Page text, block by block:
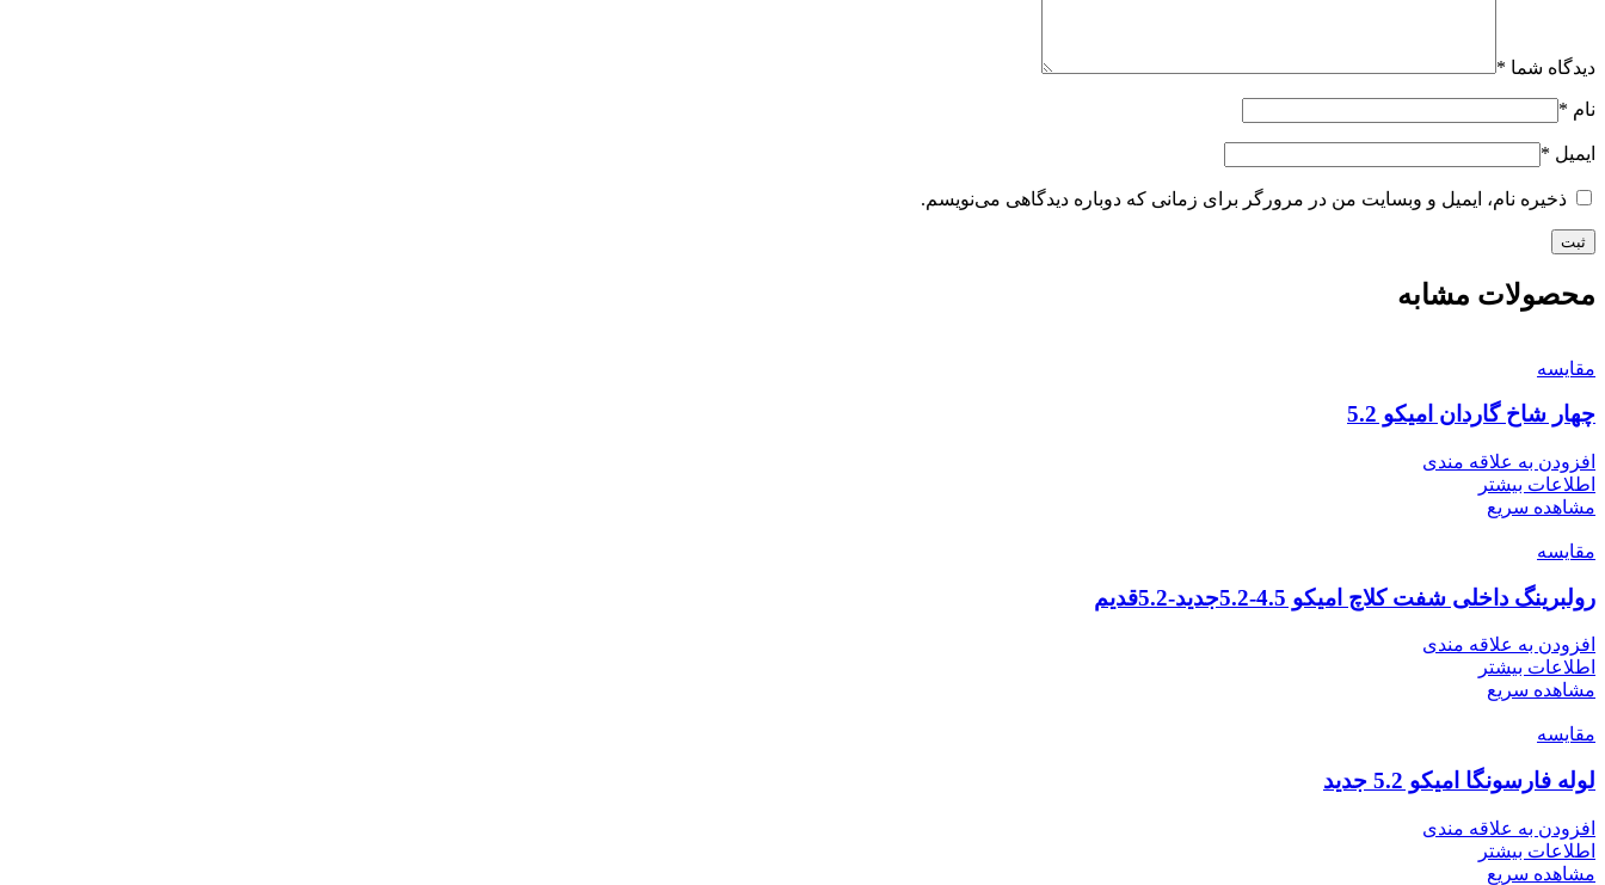
دیدگاه شما *
نام *
ایمیل *
ذخیره نام، ایمیل و وبسایت من در مرورگر برای زمانی که دوباره دیدگاهی می‌نویسم.
محصولات مشابه
مقایسه
چهار شاخ گاردان امیکو 5.2
افزودن به علاقه مندی
اطلاعات بیشتر
مشاهده سریع
مقایسه
رولبرینگ داخلی شفت کلاچ امیکو 4.5-5.2جدید-5.2قدیم
افزودن به علاقه مندی
اطلاعات بیشتر
مشاهده سریع
مقایسه
لوله فارسونگا امیکو 5.2 جدید
افزودن به علاقه مندی
اطلاعات بیشتر
مشاهده سریع